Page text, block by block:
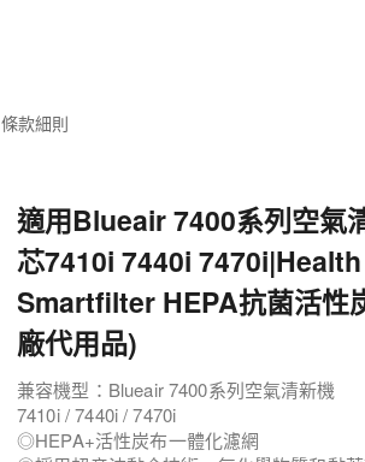
條款細則
適用Blueair 7400系列空氣
芯7410i 7440i 7470i|Health
Smartfilter HEPA抗菌活性
廠代用品)
兼容機型：Blueair 7400系列空氣清新機
7410i / 7440i / 7470i
◎HEPA+活性炭布一體化濾網